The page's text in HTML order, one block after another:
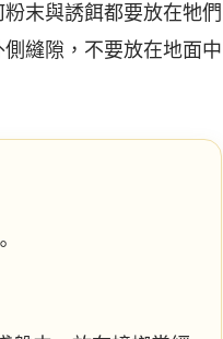
末與誘餌都要放在牠們
縫隙，不要放在地面中